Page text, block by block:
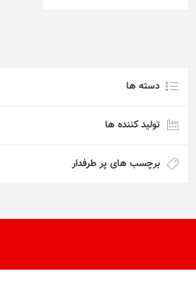
دسته ها
تولید کننده ها
برچسب های پر طرفدار